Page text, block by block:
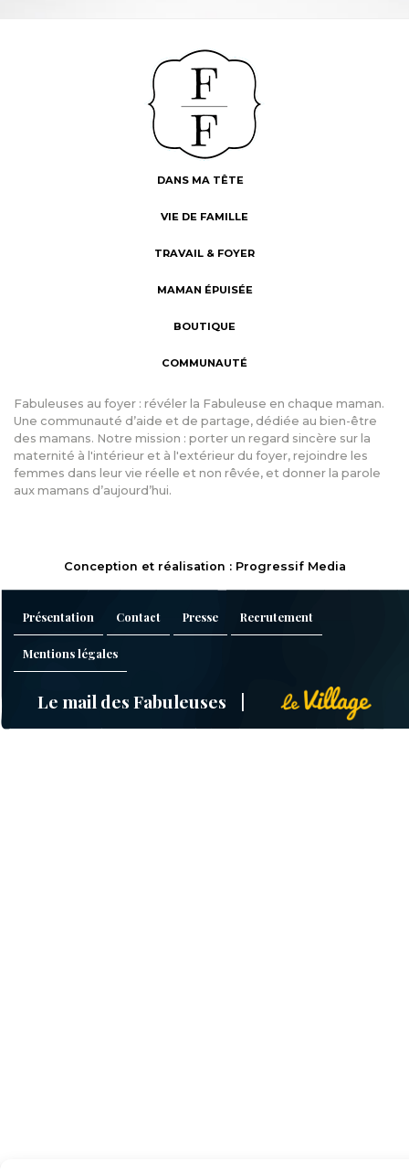
DANS MA TÊTE
VIE DE FAMILLE
TRAVAIL & FOYER
MAMAN ÉPUISÉE
BOUTIQUE
COMMUNAUTÉ
Fabuleuses au foyer : révéler la Fabuleuse en chaque maman.
Une communauté d’aide et de partage, dédiée au bien-être
des mamans. Notre mission : porter un regard sincère sur la
maternité à l'intérieur et à l'extérieur du foyer, rejoindre les
femmes dans leur vie réelle et non rêvée, et donner la parole
aux mamans d’aujourd’hui.
Conception et réalisation : Progressif Media
Présentation Contact Presse Recrutement
Mentions légales
Le mail des Fabuleuses